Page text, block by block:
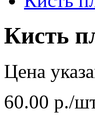
Кисть
Цена
60.00 р./